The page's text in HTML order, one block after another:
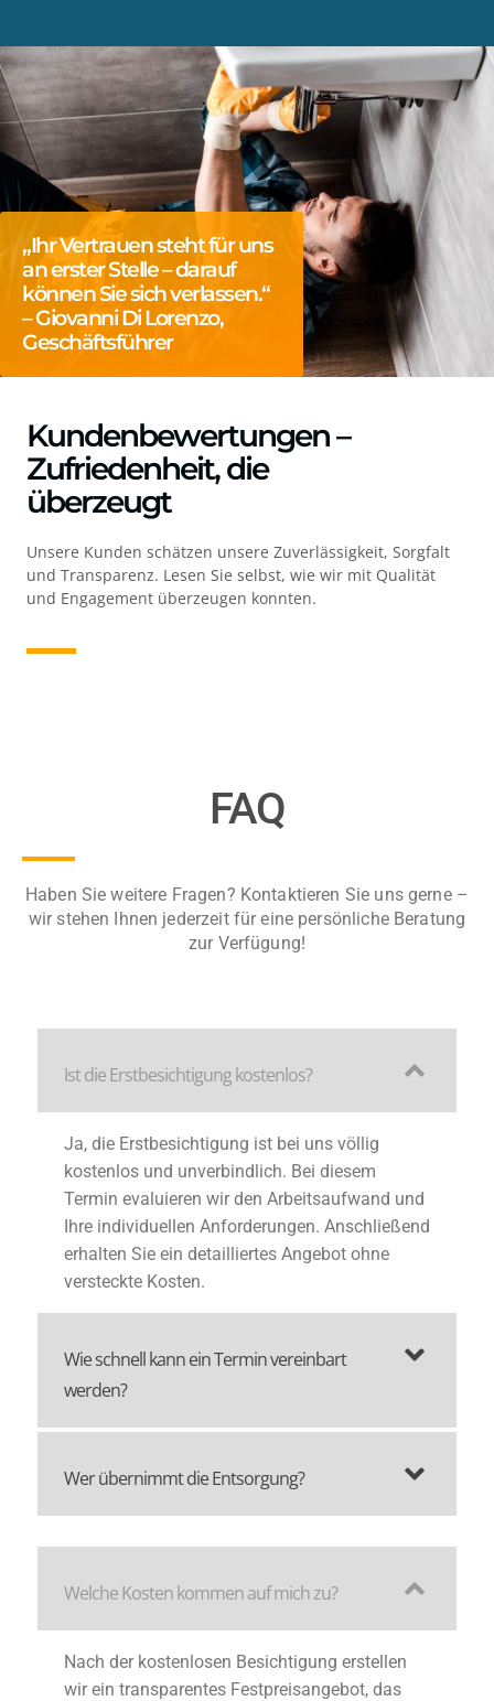
„Ihr Vertrauen steht für uns
an erster Stelle – darauf
können Sie sich verlassen.“
– Giovanni Di Lorenzo,
Geschäftsführer
Kundenbewertungen –
Zufriedenheit, die
überzeugt
Unsere Kunden schätzen unsere Zuverlässigkeit, Sorgfalt
und Transparenz. Lesen Sie selbst, wie wir mit Qualität
und Engagement überzeugen konnten.
FAQ
Haben Sie weitere Fragen? Kontaktieren Sie uns gerne –
wir stehen Ihnen jederzeit für eine persönliche Beratung
zur Verfügung!
Ist die Erstbesichtigung kostenlos?
Ja, die Erstbesichtigung ist bei uns völlig
kostenlos und unverbindlich. Bei diesem
Termin evaluieren wir den Arbeitsaufwand und
Ihre individuellen Anforderungen. Anschließend
erhalten Sie ein detailliertes Angebot ohne
versteckte Kosten.
Wie schnell kann ein Termin vereinbart
werden?
Wer übernimmt die Entsorgung?
Welche Kosten kommen auf mich zu?
Nach der kostenlosen Besichtigung erstellen
wir ein transparentes Festpreisangebot, das